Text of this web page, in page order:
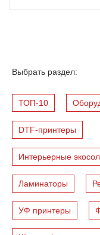
Выбрать раздел:
ТОП-10
DTF-принтеры
Интерьерные
Ламинаторы
УФ принтеры